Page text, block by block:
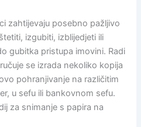
zahtijevaju posebno pažljivo
izgubiti, izblijedjeti ili
gubitka pristupa imovini. Radi
se izrada nekoliko kopija
pohranjivanje na različitim
u sefu ili bankovnom sefu.
za snimanje s papira na